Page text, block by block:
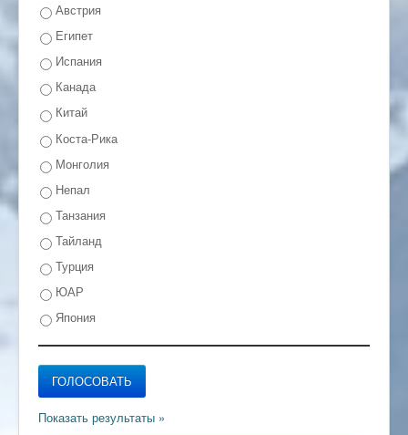
Австрия
Египет
Испания
Канада
Китай
Коста-Рика
Монголия
Непал
Танзания
Тайланд
Турция
ЮАР
Япония